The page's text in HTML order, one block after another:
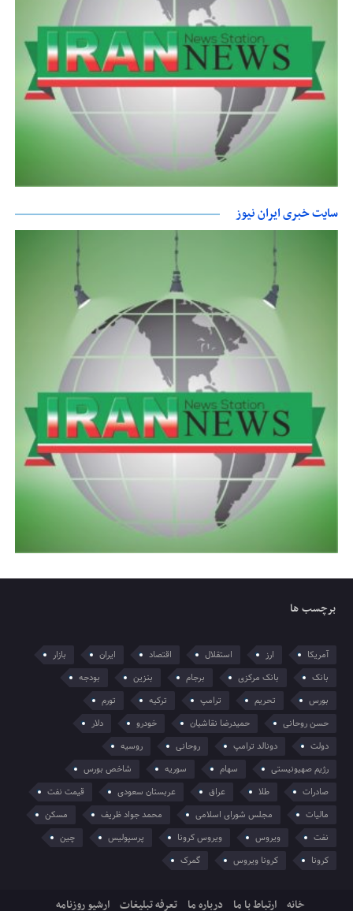
سایت خبری ایران نیوز
برچسب ها
آمریکا ارز استقلال اقتصاد ایران
بازار
بانک
بانک مرکزی برجام بنزین
بودجه
بورس
تحریم ترامپ ترکیه
تورم
حسن روحانی
حمیدرضا نقاشیان خودرو
دلار
دولت
دونالد ترامپ روحانی
روسیه
رژیم صهیونیستی
سهام سوریه
شاخص بورس
صادرات
طلا عراق عربستان سعودی
قیمت نفت
مالیات
مجلس شورای اسلامی محمد جواد ظریف
مسکن
نفت
ویروس ویروس کرونا پرسپولیس
چین
کرونا
کرونا ویروس گمرک
خانه ارتباط با ما درباره ما تعرفه تبلیغات ارشیو روزنامه